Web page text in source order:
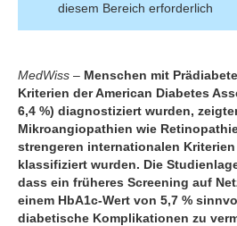
diesem Bereich erforderlich
MedWiss – Menschen mit
Kriterien der American Diabetes
6,4 %) diagnostiziert wurden,
Mikroangiopathien wie
strengeren internationalen Kriterien
klassifiziert wurden. Die
dass ein früheres Screening auf
einem HbA1c-Wert von 5,7 %
diabetische Komplikationen zu